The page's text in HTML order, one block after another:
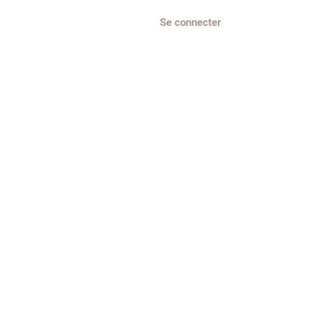
Se connecter